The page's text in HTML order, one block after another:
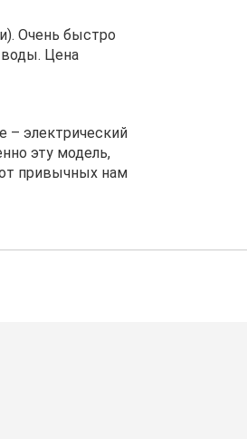
Очень быстро
воды. Цена
– электрический
эту модель,
привычных нам